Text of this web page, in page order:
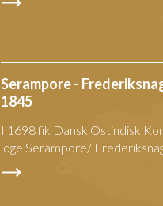
Serampore -
1845
I 1698 fik Dansk Ostindisk
loge Serampore/